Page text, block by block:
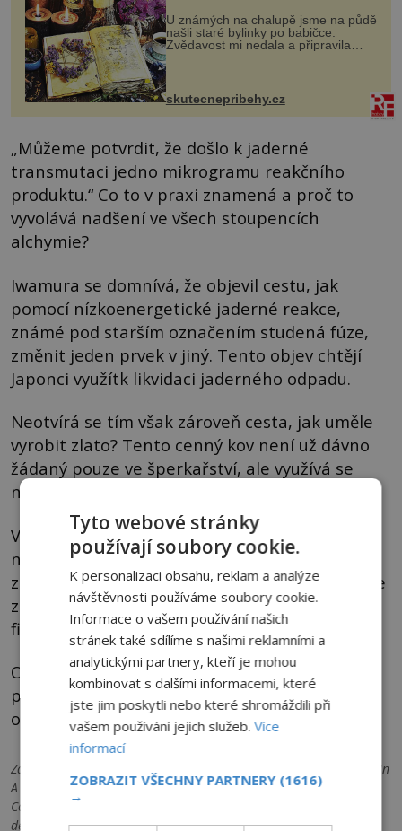
U známých na chalupě jsme na půdě
našli staré bylinky po babičce.
Zvědavost mi nedala a připravila
jsem si z nich lektvar… Zimní pobyt
na chalupě se pro mě vlastní vinou
změnil v děsivý zážitek, na kt...
skutecnepribehy.cz
„Můžeme potvrdit, že došlo k jaderné
transmutaci jedno mikrogramu reakčního
produktu.“ Co to v praxi znamená a proč to
vyvolává nadšení ve všech stoupencích
alchymie?
Iwamura se domnívá, že objevil cestu, jak
pomocí nízkoenergetické jaderné reakce,
známé pod starším označením studená fúze,
změnit jeden prvek v jiný. Tento objev chtějí
Japonci využítk likvidaci jaderného odpadu.
Neotvírá se tím však zároveň cesta, jak uměle
vyrobit zlato? Tento cenný kov není už dávno
žádaný pouze ve šperkařství, ale využívá se
například také v elektronice.
Výrobci všeho možného od léčiv po
nanotechnologie by možnost získat zlato
z jiného zdroje určitě uvítali. Umělé zlato by ale
zároveň pořádně zamávalo se světovými
finančními trhy.
Opravdu se japonským vědcům podařila
přeměna prvků, nebo jsme svědky dalšího
omylu?
Zdroje informací:
iflscience.com - Gold Can Be Made By Scientists In
A Lab – There's Just One Problem, ndtv.com - Alchemist's Dream
Come True: Scientists Create Gold From Lead, home.cern - ALICE
detects the conversion of lead into gold at the LHC
Tyto webové stránky
používají soubory cookie.
K personalizaci obsahu, reklam a analýze
návštěvnosti používáme soubory cookie.
Informace o vašem používání našich
stránek také sdílíme s našimi reklamními a
analytickými partnery, kteří je mohou
kombinovat s dalšími informacemi, které
jste jim poskytli nebo které shromáždili při
vašem používání jejich služeb.Více
informací
ZOBRAZIT VŠECHNY PARTNERY (1616)
→